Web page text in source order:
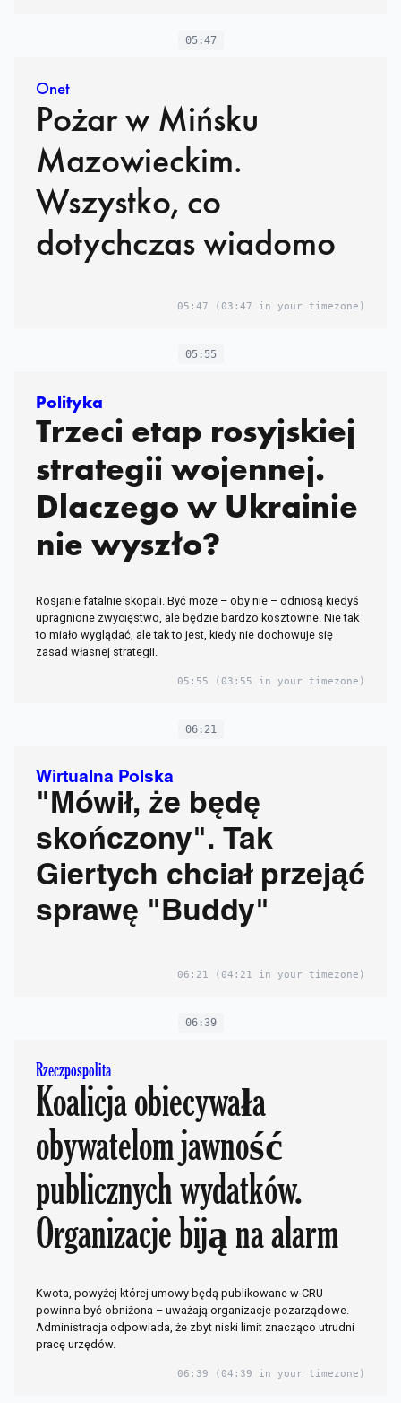
05:47
Onet
Pożar w Mińsku
Mazowieckim.
Wszystko, co
dotychczas wiadomo
05:47 (03:47 in your timezone)
05:55
Polityka
Trzeci etap rosyjskiej
strategii wojennej.
Dlaczego w Ukrainie
nie wyszło?
Rosjanie fatalnie skopali. Być może – oby nie – odniosą kiedyś
upragnione zwycięstwo, ale będzie bardzo kosztowne. Nie tak
to miało wyglądać, ale tak to jest, kiedy nie dochowuje się
zasad własnej strategii.
05:55 (03:55 in your timezone)
06:21
Wirtualna Polska
"Mówił, że będę
skończony". Tak
Giertych chciał przejąć
sprawę "Buddy"
06:21 (04:21 in your timezone)
06:39
Rzeczpospolita
Koalicja obiecywała
obywatelom jawność
publicznych wydatków.
Organizacje biją na alarm
Kwota, powyżej której umowy będą publikowane w CRU
powinna być obniżona – uważają organizacje pozarządowe.
Administracja odpowiada, że zbyt niski limit znacząco utrudni
pracę urzędów.
06:39 (04:39 in your timezone)